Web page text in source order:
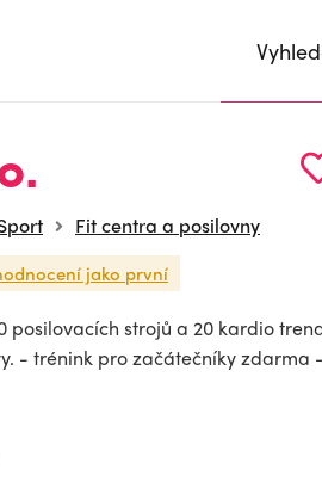
Fit centra a posilovny
jako první
posilovacích strojů a 20 kardio
- trénink pro začátečníky zdarma